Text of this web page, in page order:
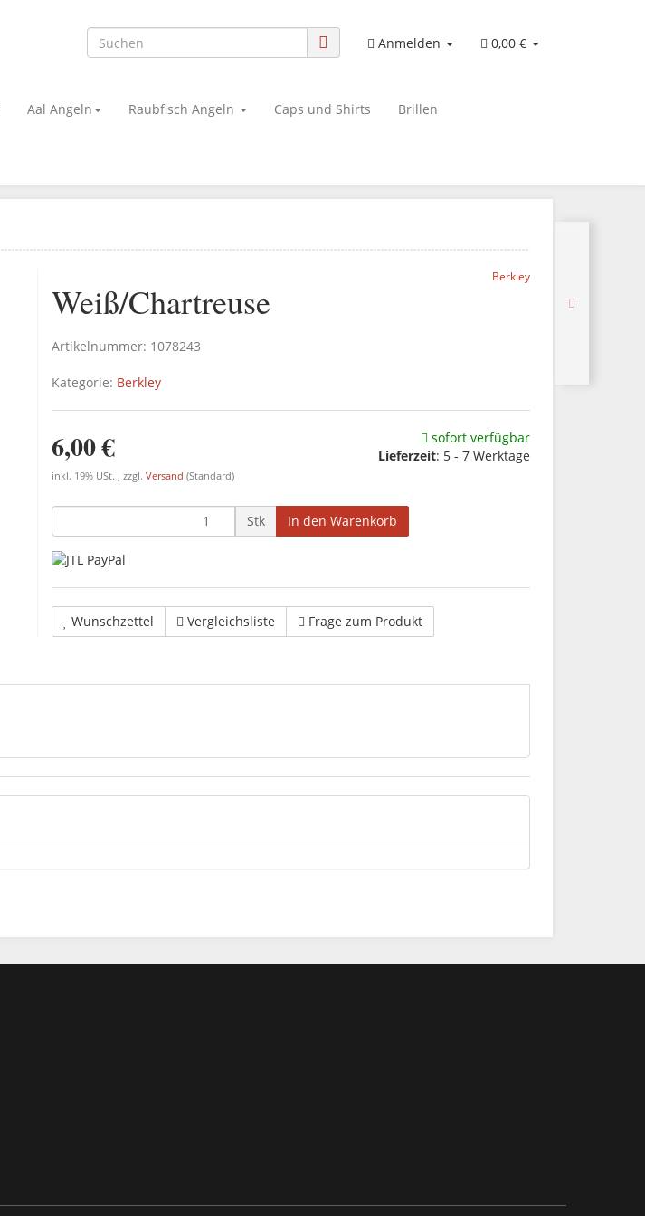
Anmelden 0,00 €
Aal Angeln Raubfisch Angeln Caps und Shirts Brillen
Berkley
Weiß/Chartreuse
Artikelnummer: 1078243
Kategorie: Berkley
6,00 €
inkl. 19% USt. , zzgl. Versand (Standard)
sofort verfügbar
Lieferzeit: 5 - 7 Werktage
Stk In den Warenkorb
Wunschzettel Vergleichsliste Frage zum Produkt